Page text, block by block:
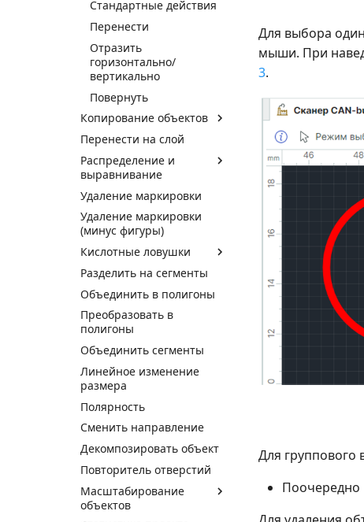
Стандартные действия
Перенести
Отразить
горизонтально/
вертикально
Повернуть
Копирование объектов
Перенести на слой
Распределение и
выравнивание
Удаление маркировки
Удаление маркировки
(минус фигуры)
Кислотные ловушки
Разделить на сегменты
Объединить в полигоны
Преобразовать в
полигоны
Объединить сегменты
Линейное изменение
размера
Полярность
Сменить направление
Декомпозировать объект
Повторитель отверстий
Масштабирование
объектов
Для выбора
мыши. При
3.
Для группового
Поочередно